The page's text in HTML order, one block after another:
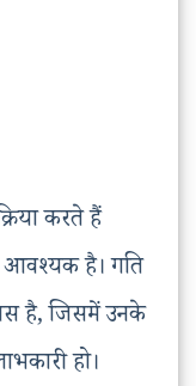
करते हैं
आवश्यक है। गति
है, जिसमें उनके
हो।